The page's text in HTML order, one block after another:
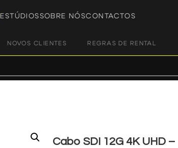
ESTÚDIOSSOBRE NÓSCONTACTOS
NOVOS CLIENTES REGRAS DE RENTAL
Cabo SDI 12G 4K UHD –